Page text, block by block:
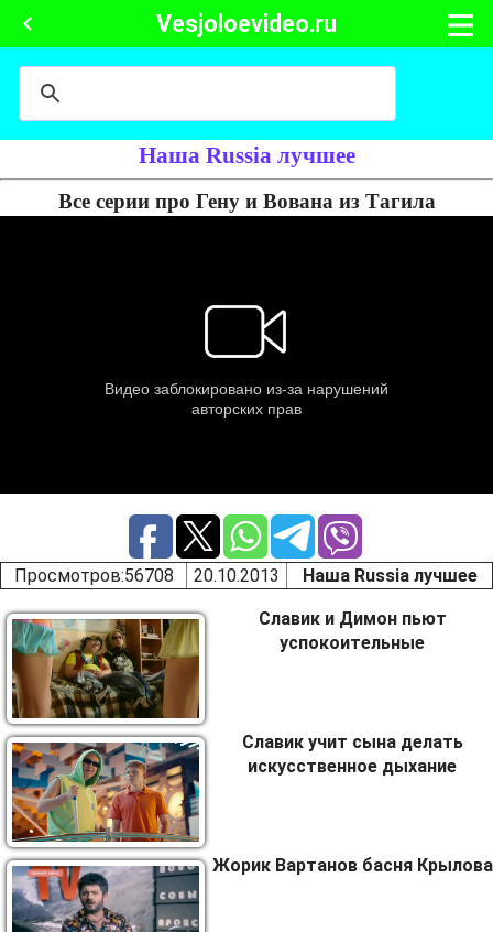
Vesjoloevideo.ru
Наша Russia лучшее
Все серии про Гену и Вована из Тагила
Просмотров:56708 20.10.2013 Наша Russia лучшее
Славик и Димон пьют
успокоительные
Славик учит сына делать
искусственное дыхание
Жорик Вартанов басня Крылова